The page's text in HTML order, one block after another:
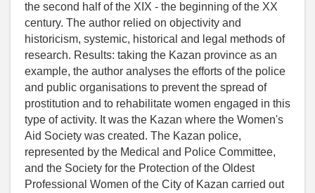
the second half of the XIX - the beginning of the XX
century. The author relied on objectivity and
historicism, systemic, historical and legal methods of
research. Results: taking the Kazan province as an
example, the author analyses the efforts of the police
and public organisations to prevent the spread of
prostitution and to rehabilitate women engaged in this
type of activity. It was the Kazan where the Women's
Aid Society was created. The Kazan police,
represented by the Medical and Police Committee,
and the Society for the Protection of the Oldest
Professional Women of the City of Kazan carried out